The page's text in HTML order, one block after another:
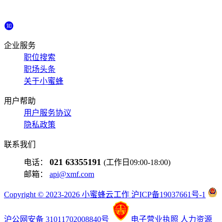
企业服务
职位搜索
职场头条
关于小蜜蜂
用户帮助
用户服务协议
隐私政策
联系我们
电话： 021 63355191 (工作日09:00-18:00)
邮箱： api@xmf.com
Copyright © 2023-2026 小蜜蜂云工作 沪ICP备19037661号-1
沪公网安备 31011702008840号 电子营业执照 人力资源